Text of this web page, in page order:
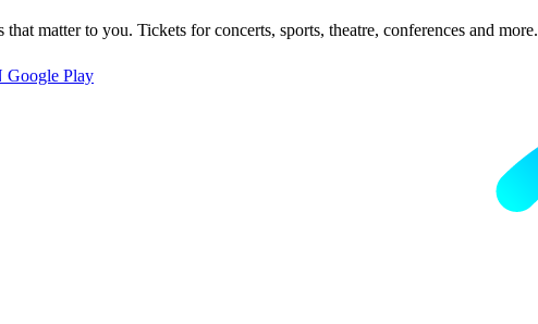
matter to you. Tickets for concerts, sports, theatre, conferences and more.
Google Play